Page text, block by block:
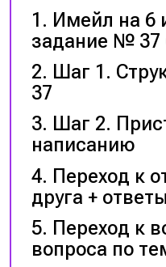
Имейл на 6
задание № 37
Шаг 1.
37
Шаг 2.
написанию
Переход к
друга + ответы
Переход к
вопроса по